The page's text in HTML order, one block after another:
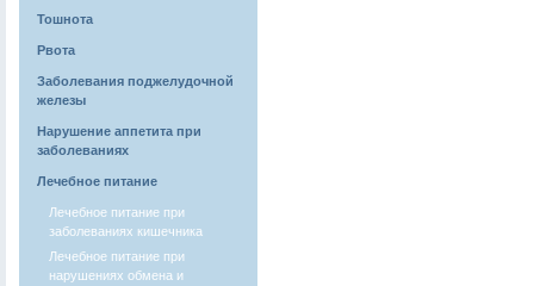
Тошнота
Рвота
Заболевания поджелудочной
железы
Нарушение аппетита при
заболеваниях
Лечебное питание
Лечебное питание при
заболеваниях кишечника
Лечебное питание при
нарушениях обмена и